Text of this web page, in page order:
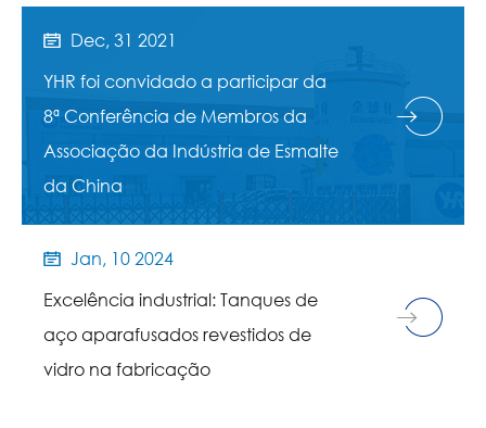

Dec, 31 2021
YHR foi convidado a participar da
8ª Conferência de Membros da
Associação da Indústria de Esmalte
da China

Jan, 10 2024
Excelência industrial: Tanques de
aço aparafusados revestidos de
vidro na fabricação